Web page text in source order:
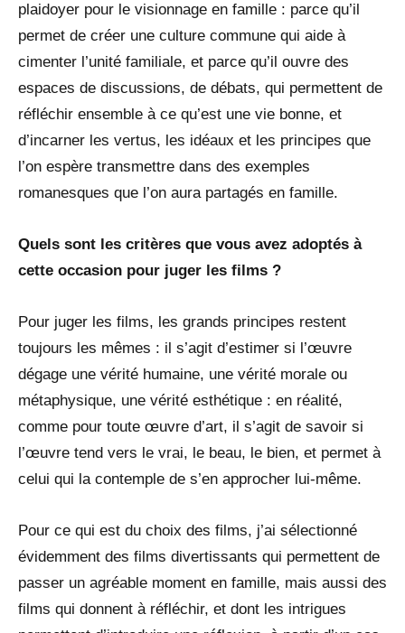
plaidoyer pour le visionnage en famille : parce qu’il
permet de créer une culture commune qui aide à
cimenter l’unité familiale, et parce qu’il ouvre des
espaces de discussions, de débats, qui permettent de
réfléchir ensemble à ce qu’est une vie bonne, et
d’incarner les vertus, les idéaux et les principes que
l’on espère transmettre dans des exemples
romanesques que l’on aura partagés en famille.
Quels sont les critères que vous avez adoptés à
cette occasion pour juger les films ?
Pour juger les films, les grands principes restent
toujours les mêmes : il s’agit d’estimer si l’œuvre
dégage une vérité humaine, une vérité morale ou
métaphysique, une vérité esthétique : en réalité,
comme pour toute œuvre d’art, il s’agit de savoir si
l’œuvre tend vers le vrai, le beau, le bien, et permet à
celui qui la contemple de s’en approcher lui-même.
Pour ce qui est du choix des films, j’ai sélectionné
évidemment des films divertissants qui permettent de
passer un agréable moment en famille, mais aussi des
films qui donnent à réfléchir, et dont les intrigues